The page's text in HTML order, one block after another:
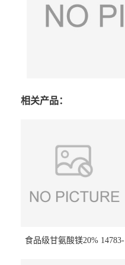
相关产品：
食品级甘氨酸镁20% 14783-